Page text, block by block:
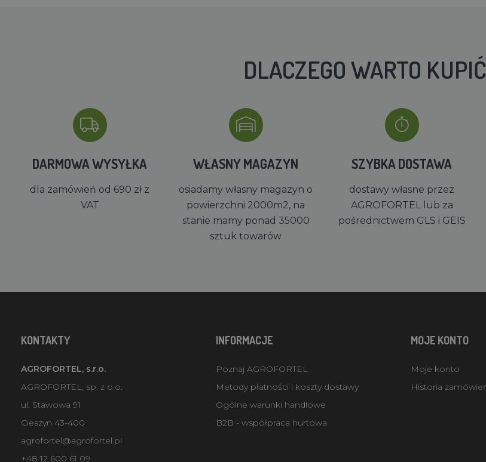
DLACZEGO WARTO
DARMOWA WYSYŁKA
dla zamówień od 690 zł z
VAT
WŁASNY MAGAZYN
osiadamy własny magazyn o
powierzchni 2000m2, na
stanie mamy ponad 35000
sztuk towarów
SZYBKA DOSTAWA
dostawy własne przez
AGROFORTEL lub za
pośrednictwem GLS i GEIS
KONTAKTY
AGROFORTEL, s.r.o.
AGROFORTEL, sp. z o.o.
ul. Stawowa 91
Cieszyn 43-400
agrofortel@agrofortel.pl
+48 12 600 61 09
INFORMACJE
Poznaj AGROFORTEL
Metody płatności i koszty dostawy
Ogólne warunki handlowe
B2B - współpraca hurtowa
MOJE KONTO
Moje konto
Historia